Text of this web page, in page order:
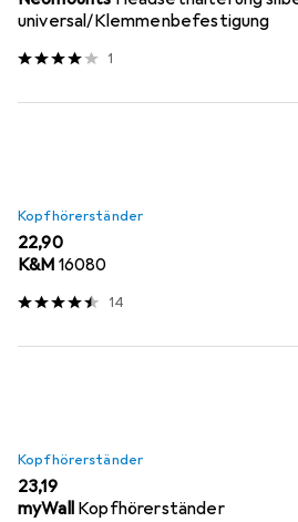
universal/Klemmenbefestigung
1
Kopfhörerständer
EUR
22,90
K&M 16080
14
Kopfhörerständer
EUR
23,19
myWall Kopfhörerständer